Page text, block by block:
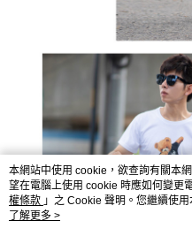
本網站中使用 cookie，欲查詢有關本
望在電腦上使用 cookie 時應如何變更
權條款 」之 Cookie 聲明。您繼續使
用條款之 Cookie 聲明使用 cookie。
了解更多 >